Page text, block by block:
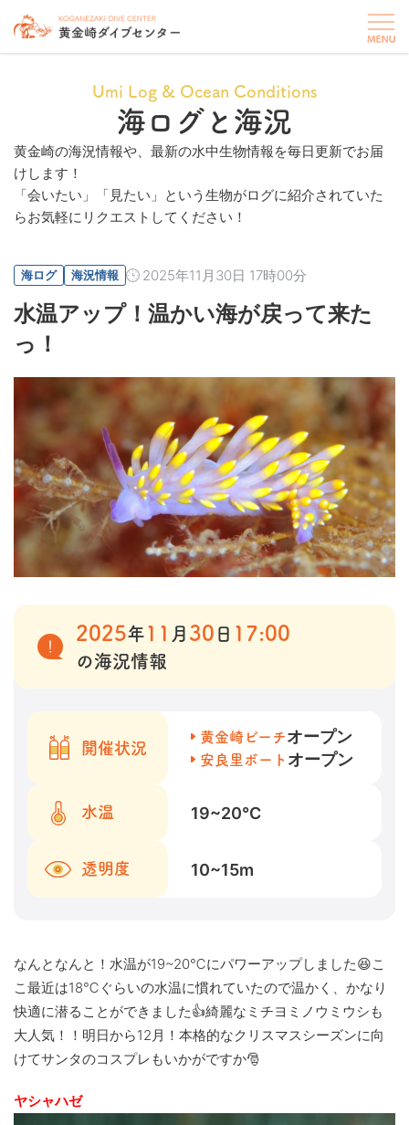
Umi Log & Ocean Conditions
海ログと海況
黄金崎の海況情報や、最新の水中生物情報を毎日更新でお届
けします！
「会いたい」「見たい」という生物がログに紹介されていた
らお気軽にリクエストしてください！
海ログ 海況情報 2025年11月30日 17時00分
水温アップ！温かい海が戻って来た
っ！
2025年 11 月 30 日 17:00
の海況情報
開催状況
黄金崎ビーチオープン
安良里ボート オープン
水温 19~20℃
透明度 10~15m
なんとなんと！水温が19~20℃にパワーアップしました😆こ
こ最近は18℃ぐらいの水温に慣れていたので温かく、かなり
快適に潜ることができました👍綺麗なミチヨミノウミウシも
大人気！！明日から12月！本格的なクリスマスシーズンに向
けてサンタのコスプレもいかがですか🎅
ヤシャハゼ